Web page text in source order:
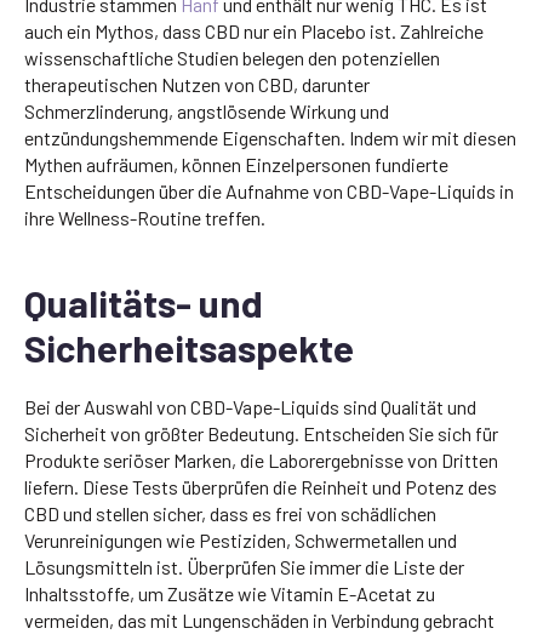
auch ein Mythos, dass CBD nur ein Placebo ist. Zahlreiche
wissenschaftliche Studien belegen den potenziellen
therapeutischen Nutzen von CBD, darunter
Schmerzlinderung, angstlösende Wirkung und
entzündungshemmende Eigenschaften. Indem wir mit diesen
Mythen aufräumen, können Einzelpersonen fundierte
Entscheidungen über die Aufnahme von CBD-Vape-Liquids in
ihre Wellness-Routine treffen.
Qualitäts- und
Sicherheitsaspekte
Bei der Auswahl von CBD-Vape-Liquids sind Qualität und
Sicherheit von größter Bedeutung. Entscheiden Sie sich für
Produkte seriöser Marken, die Laborergebnisse von Dritten
liefern. Diese Tests überprüfen die Reinheit und Potenz des
CBD und stellen sicher, dass es frei von schädlichen
Verunreinigungen wie Pestiziden, Schwermetallen und
Lösungsmitteln ist. Überprüfen Sie immer die Liste der
Inhaltsstoffe, um Zusätze wie Vitamin E-Acetat zu
vermeiden, das mit Lungenschäden in Verbindung gebracht